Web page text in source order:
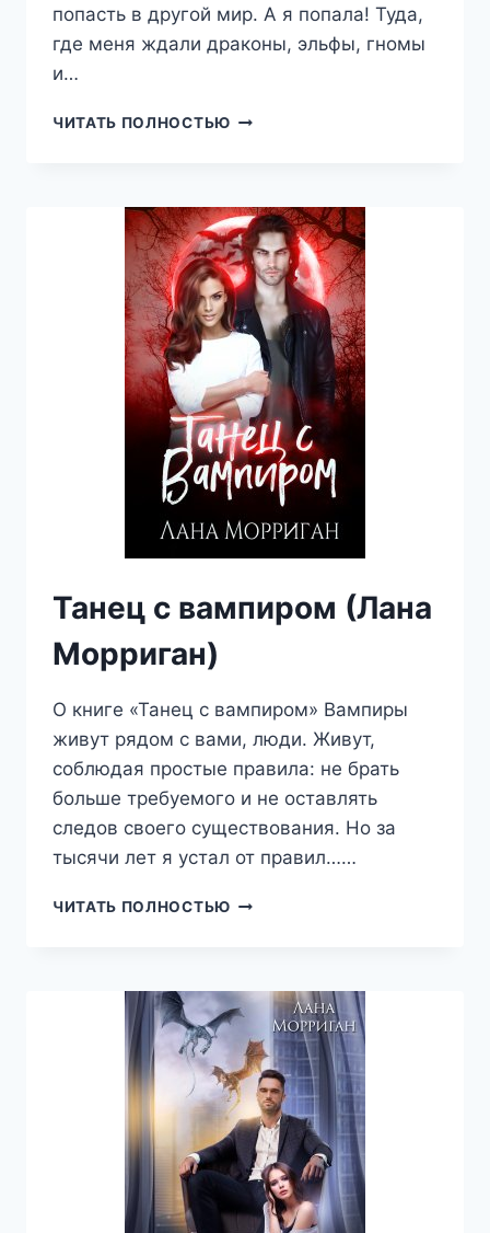
попасть в другой мир. А я попала! Туда,
где меня ждали драконы, эльфы, гномы
и…
ЧИТАТЬ ПОЛНОСТЬЮ ВОЗВРАТУ
ДРАКОН
ДЛЯ
ПОПАДАНКИ
(ЛАНА
МОРРИГАН)
Танец с вампиром (Лана
Морриган)
О книге «Танец с вампиром» Вампиры
живут рядом с вами, люди. Живут,
соблюдая простые правила: не брать
больше требуемого и не оставлять
следов своего существования. Но за
тысячи лет я устал от правил……
ЧИТАТЬ ПОЛНОСТЬЮ ТАНЕЦ
МОРРИГАН)